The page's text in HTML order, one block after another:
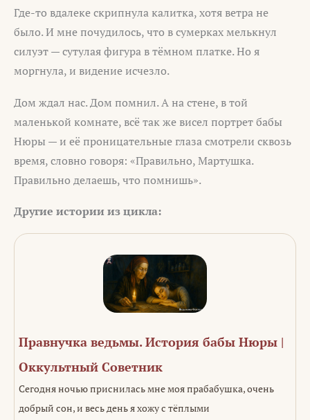
Где-то вдалеке скрипнула калитка, хотя ветра не
было. И мне почудилось, что в сумерках мелькнул
силуэт — сутулая фигура в тёмном платке. Но я
моргнула, и видение исчезло.
Дом ждал нас. Дом помнил. А на стене, в той
маленькой комнате, всё так же висел портрет бабы
Нюры — и её проницательные глаза смотрели сквозь
время, словно говоря: «Правильно, Мартушка.
Правильно делаешь, что помнишь».
Другие истории из цикла:
Правнучка ведьмы. История бабы Нюры |
Оккультный Советник
Сегодня ночью приснилась мне моя прабабушка, очень
добрый сон, и весь день я хожу с тёплыми